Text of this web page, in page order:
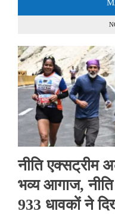
नीति एक्सट्रीम
भव्य आगाज,
933 धावकों ने